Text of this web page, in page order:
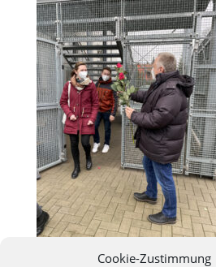
Cookie-Zustimmung